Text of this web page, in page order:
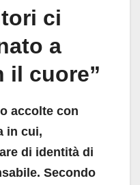
ci
a
il cuore”
accolte con
in cui,
di identità di
Secondo